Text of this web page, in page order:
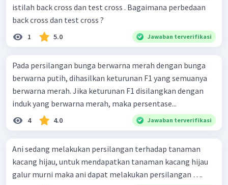
istilah back cross dan test cross . Bagaimana perbedaan
back cross dan test cross ?
1 5.0 Jawaban terverifikasi
Pada persilangan bunga berwarna merah dengan bunga
berwarna putih, dihasilkan keturunan F1 yang semuanya
berwarna merah. Jika keturunan F1 disilangkan dengan
induk yang berwarna merah, maka persentase...
4 4.0 Jawaban terverifikasi
Ani sedang melakukan persilangan terhadap tanaman
kacang hijau, untuk mendapatkan tanaman kacang hijau
galur murni maka ani dapat melakukan persilangan ….